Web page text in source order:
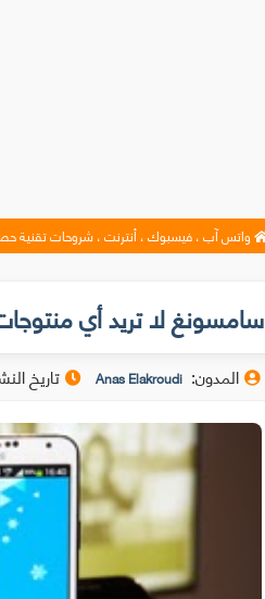
واتس آب ، فيسبوك ، أنترنت ، شروحات تقنية
سامسونغ لا تريد أي
المدون: Anas Elakroudi تاريخ